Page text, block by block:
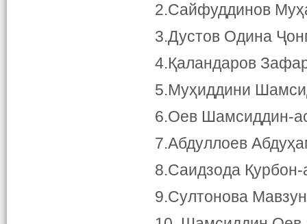
2.Сайфуддинов
3.Дустов Одина
4.Қаландаров
5.Муҳиддини
6.Оев Шамсиддин-
7.Абдуллоев
8.Саидзода Қурбон-
9.Султонова